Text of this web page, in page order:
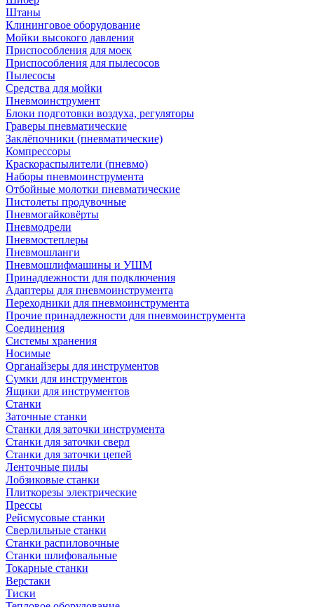
Штаны
Клининговое оборудование
Мойки высокого давления
Приспособления для моек
Приспособления для пылесосов
Пылесосы
Средства для мойки
Пневмоинструмент
Блоки подготовки воздуха, регуляторы
Граверы пневматические
Заклёпочники (пневматические)
Компрессоры
Краскораспылители (пневмо)
Наборы пневмоинструмента
Отбойные молотки пневматические
Пистолеты продувочные
Пневмогайковёрты
Пневмодрели
Пневмостеплеры
Пневмошланги
Пневмошлифмашины и УШМ
Принадлежности для подключения
Адаптеры для пневмоинструмента
Переходники для пневмоинструмента
Прочие принадлежности для пневмоинструмента
Соединения
Системы хранения
Носимые
Органайзеры для инструментов
Сумки для инструментов
Ящики для инструментов
Станки
Заточные станки
Станки для заточки инструмента
Станки для заточки сверл
Станки для заточки цепей
Ленточные пилы
Лобзиковые станки
Плиткорезы электрические
Прессы
Рейсмусовые станки
Сверлильные станки
Станки распиловочные
Станки шлифовальные
Токарные станки
Верстаки
Тиски